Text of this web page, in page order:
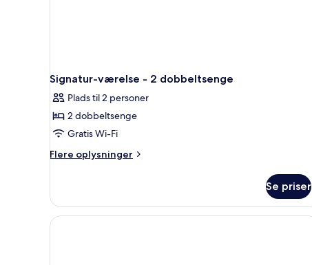
Signatur-værelse - 2 dobbeltsenge
Plads til 2 personer
2 dobbeltsenge
Gratis Wi-Fi
Flere oplysninger
Flere
værelse
2
Se priser